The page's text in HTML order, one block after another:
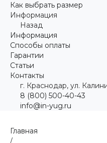
Как выбрать размер
Информация
Назад
Информация
Способы оплаты
Гарантии
Статьи
Контакты
г. Краснодар, ул.
8 (800) 500-40-43
info@in-yug.ru
Главная
/